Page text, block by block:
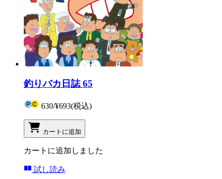
釣りバカ日誌 65
630/¥693(税込)
カートに追加
カートに追加しました
試し読み